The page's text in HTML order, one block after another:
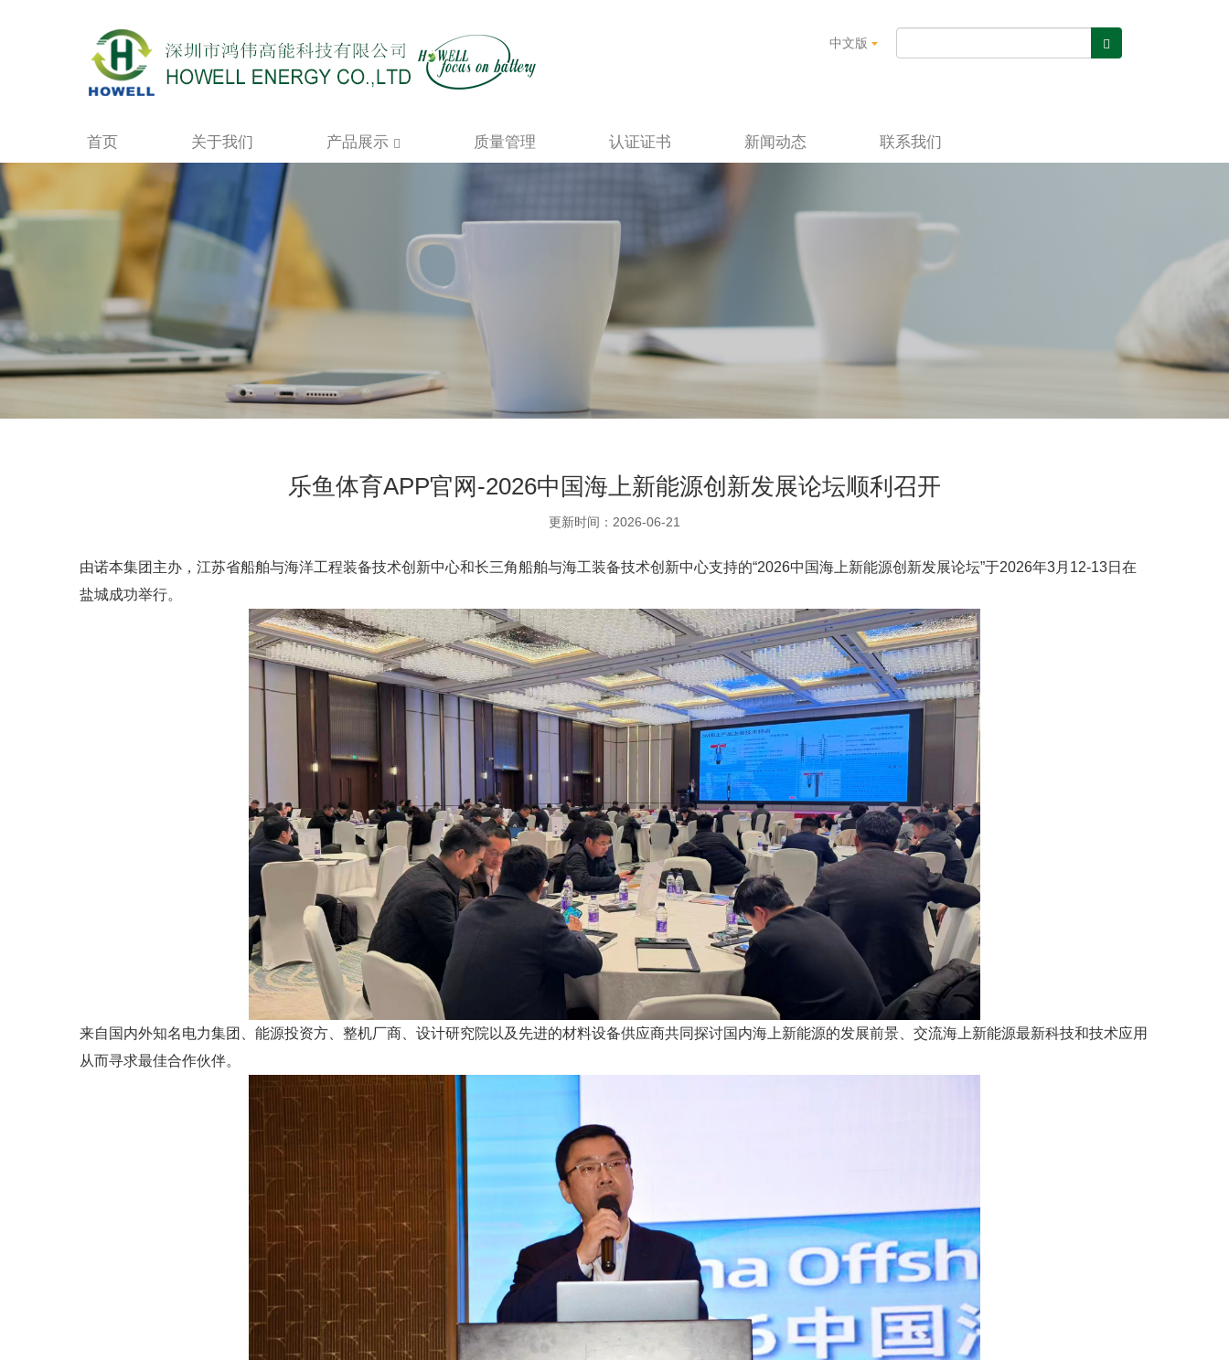
中文版
首页 关于我们 产品展示 质量管理 认证证书 新闻动态 联系我们
乐鱼体育APP官网-2026中国海上新能源创新发展论坛顺利召开
更新时间：2026-06-21
由诺本集团主办，江苏省船舶与海洋工程装备技术创新中心和长三角船舶与海工装备技术创新中心支持的“2026中国海上新能源创新发展论坛”于2026年3月12-13日在
盐城成功举行。
来自国内外知名电力集团、能源投资方、整机厂商、设计研究院以及先进的材料设备供应商共同探讨国内海上新能源的发展前景、交流海上新能源最新科技和技术应用
从而寻求最佳合作伙伴。